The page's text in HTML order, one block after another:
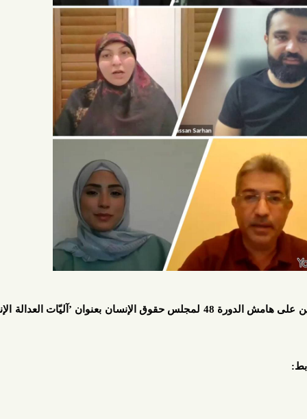
ندوة لمركز الخيام ومنتدى البحرين على هامش الدورة 48 لمجلس حقوق الإنسان بعنوان ’آليّات العدالة الإنتقاليّة في